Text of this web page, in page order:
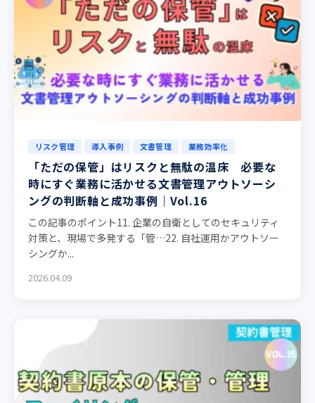
リスク管理 導入事例 文書管理 業務効率化
「ただの保管」はリスクと無駄の温床 必要な
時にすぐ業務に活かせる文書管理アウトソーシ
ングの判断軸と成功事例｜Vol.16
この記事のポイント11. 企業の自衛としてのセキュリティ
対策と、現場で多発する「管…22. 自社運用かアウトソー
シングか...
2026.04.09